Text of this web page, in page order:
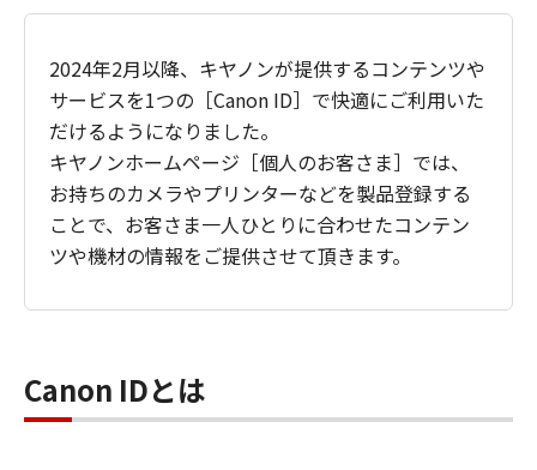
2024年2月以降、キヤノンが提供するコンテンツや
サービスを1つの［Canon ID］で快適にご利用いた
だけるようになりました。
キヤノンホームページ［個人のお客さま］では、
お持ちのカメラやプリンターなどを製品登録する
ことで、お客さま一人ひとりに合わせたコンテン
ツや機材の情報をご提供させて頂きます。
Canon IDとは